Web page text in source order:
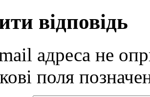
відповідь
адреса не
поля